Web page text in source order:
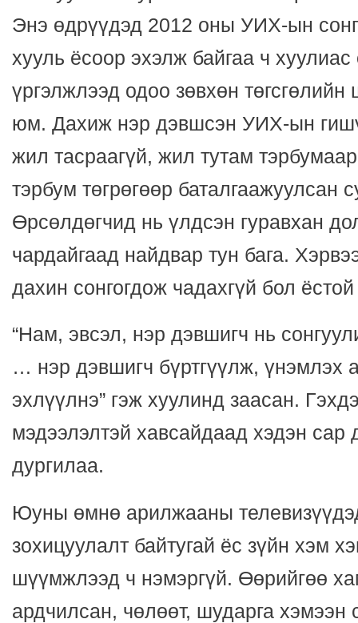
Энэ өдрүүдэд 2012 оны УИХ-ын
хууль ёсоор эхэлж байгаа ч
үргэлжлээд одоо зөвхөн
юм. Дахиж нэр дэвшсэн УИХ-ын
жил тасраагүй, жил тутам
тэрбум төгрөгөөр баталгаажуулсан
Өрсөлдөгчид нь үлдсэн гуравхан
чардайгаад найдвар тун бага.
дахин сонгогдож чадахгүй бол ёстой
“Нам, эвсэл, нэр дэвшигч нь
… нэр дэвшигч бүртгүүлж, үнэмлэх
эхлүүлнэ” гэж хуулинд заасан.
мэдээлэлтэй хавсайдаад хэдэн сар
дургилаа.
Юуны өмнө арилжааны
зохицуулалт байтугай ёс зүйн хэм
шүүмжлээд ч нэмэргүй. Өөрийгөө
ардчилсан, чөлөөт, шударга хэмээн